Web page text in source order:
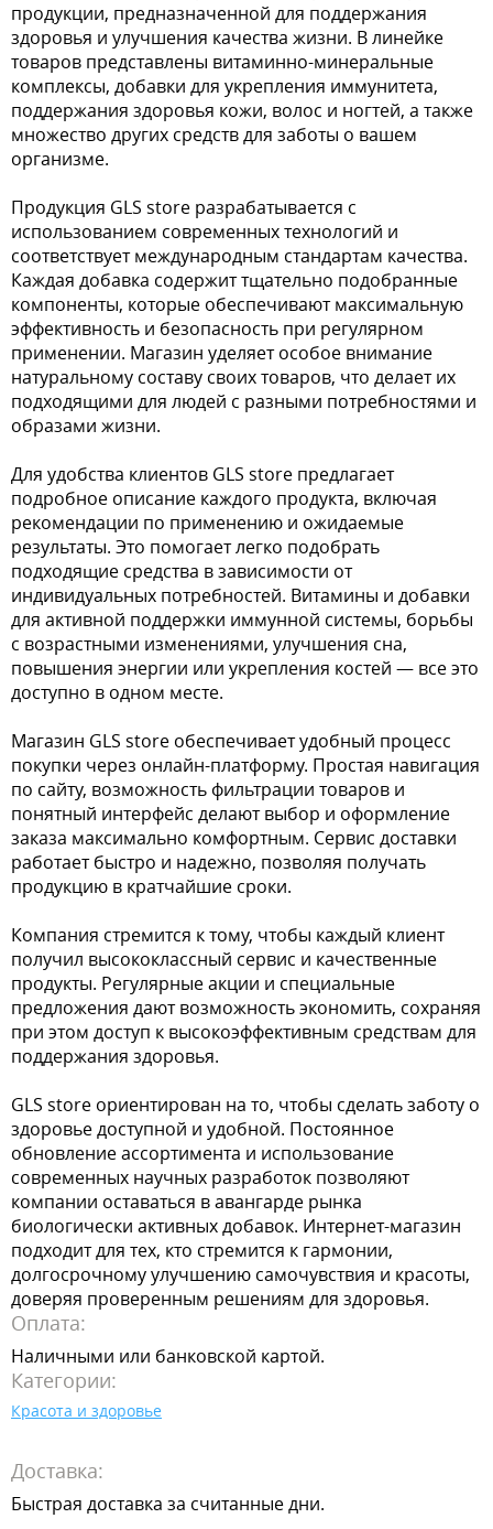
продукции, предназначенной для поддержания
здоровья и улучшения качества жизни. В линейке
товаров представлены витаминно-минеральные
комплексы, добавки для укрепления иммунитета,
поддержания здоровья кожи, волос и ногтей, а также
множество других средств для заботы о вашем
организме.
Продукция GLS store разрабатывается с
использованием современных технологий и
соответствует международным стандартам качества.
Каждая добавка содержит тщательно подобранные
компоненты, которые обеспечивают максимальную
эффективность и безопасность при регулярном
применении. Магазин уделяет особое внимание
натуральному составу своих товаров, что делает их
подходящими для людей с разными потребностями и
образами жизни.
Для удобства клиентов GLS store предлагает
подробное описание каждого продукта, включая
рекомендации по применению и ожидаемые
результаты. Это помогает легко подобрать
подходящие средства в зависимости от
индивидуальных потребностей. Витамины и добавки
для активной поддержки иммунной системы, борьбы
с возрастными изменениями, улучшения сна,
повышения энергии или укрепления костей — все это
доступно в одном месте.
Магазин GLS store обеспечивает удобный процесс
покупки через онлайн-платформу. Простая навигация
по сайту, возможность фильтрации товаров и
понятный интерфейс делают выбор и оформление
заказа максимально комфортным. Сервис доставки
работает быстро и надежно, позволяя получать
продукцию в кратчайшие сроки.
Компания стремится к тому, чтобы каждый клиент
получил высококлассный сервис и качественные
продукты. Регулярные акции и специальные
предложения дают возможность экономить, сохраняя
при этом доступ к высокоэффективным средствам для
поддержания здоровья.
GLS store ориентирован на то, чтобы сделать заботу о
здоровье доступной и удобной. Постоянное
обновление ассортимента и использование
современных научных разработок позволяют
компании оставаться в авангарде рынка
биологически активных добавок. Интернет-магазин
подходит для тех, кто стремится к гармонии,
долгосрочному улучшению самочувствия и красоты,
доверяя проверенным решениям для здоровья.
Оплата:
Наличными или банковской картой.
Категории:
Красота и здоровье
Доставка:
Быстрая доставка за считанные дни.